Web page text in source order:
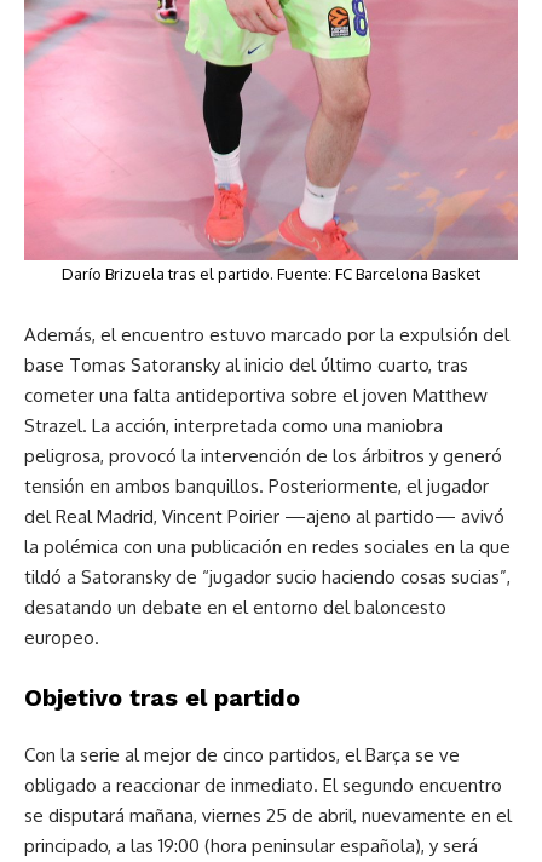
Darío Brizuela tras el partido. Fuente: FC Barcelona Basket
Además, el encuentro estuvo marcado por la expulsión del
base Tomas Satoransky al inicio del último cuarto, tras
cometer una falta antideportiva sobre el joven Matthew
Strazel. La acción, interpretada como una maniobra
peligrosa, provocó la intervención de los árbitros y generó
tensión en ambos banquillos. Posteriormente, el jugador
del Real Madrid, Vincent Poirier —ajeno al partido— avivó
la polémica con una publicación en redes sociales en la que
tildó a Satoransky de “jugador sucio haciendo cosas sucias”,
desatando un debate en el entorno del baloncesto
europeo.
Objetivo tras el partido
Con la serie al mejor de cinco partidos, el Barça se ve
obligado a reaccionar de inmediato. El segundo encuentro
se disputará mañana, viernes 25 de abril, nuevamente en el
principado, a las 19:00 (hora peninsular española), y será